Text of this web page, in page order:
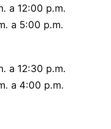
a 12:00 p.m.
a 5:00 p.m.
a 12:30 p.m.
a 4:00 p.m.